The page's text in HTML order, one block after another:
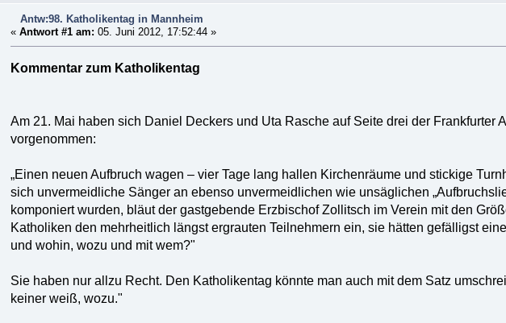
Antw:98. Katholikentag in Mannheim
« Antwort #1 am: 05. Juni 2012, 17:52:44 »
Kommentar zum Katholikentag
Am 21. Mai haben sich Daniel Deckers und Uta Rasche auf Seite drei der Frankfurter
vorgenommen:
„Einen neuen Aufbruch wagen – vier Tage lang hallen Kirchenräume und stickige
sich unvermeidliche Sänger an ebenso unvermeidlichen wie unsäglichen
komponiert wurden, bläut der gastgebende Erzbischof Zollitsch im Verein mit den
Katholiken den mehrheitlich längst ergrauten Teilnehmern ein, sie hätten gefälligst
und wohin, wozu und mit wem?"
Sie haben nur allzu Recht. Den Katholikentag könnte man auch mit dem Satz
keiner weiß, wozu."